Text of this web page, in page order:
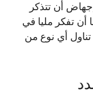
أن تتذكر
أن تفكر مليا في
أي نوع من